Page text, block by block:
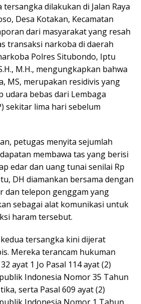
dilakukan di Jalan Raya
Desa Kotakan, Kecamatan
dari masyarakat yang resah
transaksi narkoba di daerah
Polres Situbondo, Iptu
M.H., mengungkapkan bahwa
MS, merupakan residivis yang
udara bebas dari Lembaga
sekitar lima hari sebelum
petugas menyita sejumlah
membawa tas yang berisi
edar dan uang tunai senilai Rp
DH diamankan bersama dengan
dan telepon genggam yang
sebagai alat komunikasi untuk
haram tersebut.
tersangka kini dijerat
Mereka terancam hukuman
ayat 1 Jo Pasal 114 ayat (2)
Indonesia Nomor 35 Tahun
serta Pasal 609 ayat (2)
Indonesia Nomor 1 Tahun